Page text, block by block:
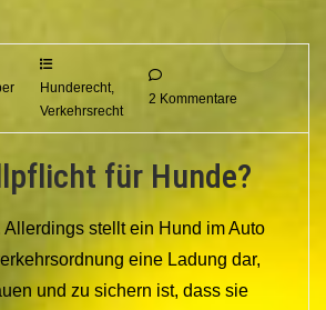
Hunderecht
Verkehrsrecht
2 Kommentare
für Hunde?
stellt ein Hund im Auto
eine Ladung dar,
und zu sichern ist, dass sie